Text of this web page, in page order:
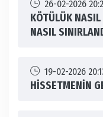
26-02-2026
KÖTÜLÜK
NASIL
19-02-2026
HİSSETMENİN